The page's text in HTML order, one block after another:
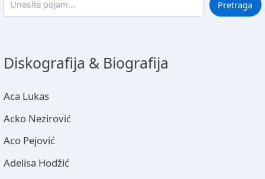
Pretraga
Diskografija & Biografija
Aca Lukas
Acko Nezirović
Aco Pejović
Adelisa Hodžić